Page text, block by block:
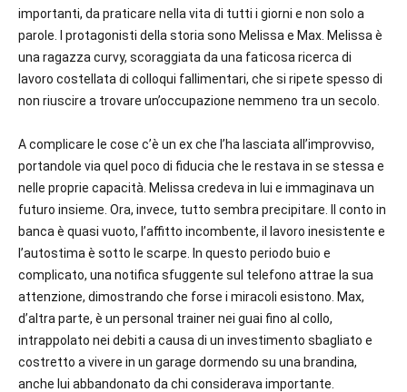
importanti, da praticare nella vita di tutti i giorni e non solo a
parole. I protagonisti della storia sono Melissa e Max. Melissa è
una ragazza curvy, scoraggiata da una faticosa ricerca di
lavoro costellata di colloqui fallimentari, che si ripete spesso di
non riuscire a trovare un’occupazione nemmeno tra un secolo.
A complicare le cose c’è un ex che l’ha lasciata all’improvviso,
portandole via quel poco di fiducia che le restava in se stessa e
nelle proprie capacità. Melissa credeva in lui e immaginava un
futuro insieme. Ora, invece, tutto sembra precipitare. Il conto in
banca è quasi vuoto, l’affitto incombente, il lavoro inesistente e
l’autostima è sotto le scarpe. In questo periodo buio e
complicato, una notifica sfuggente sul telefono attrae la sua
attenzione, dimostrando che forse i miracoli esistono. Max,
d’altra parte, è un personal trainer nei guai fino al collo,
intrappolato nei debiti a causa di un investimento sbagliato e
costretto a vivere in un garage dormendo su una brandina,
anche lui abbandonato da chi considerava importante.